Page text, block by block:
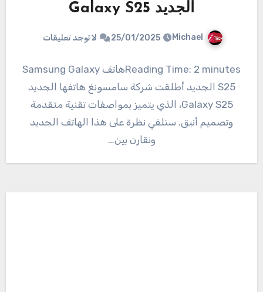
الجديد Galaxy S25
Michael
25/01/2025 لا توجد تعليقات
Reading Time: 2 minutesهاتف Samsung Galaxy
S25 الجديد أطلقت شركة سامسونغ هاتفها الجديد
Galaxy S25، الذي يتميز بمواصفات تقنية متقدمة
وتصميم أنيق. سنلقي نظرة على هذا الهاتف الجديد
ونقارن بين…